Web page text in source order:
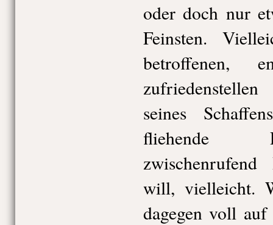
oder doch nur
Feinsten.
betroffenen,
seines
fliehende
will, vielleicht.
dagegen voll